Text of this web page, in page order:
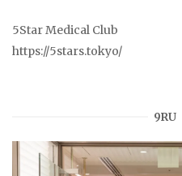
5Star Medical Club
https://5stars.tokyo/
9RU